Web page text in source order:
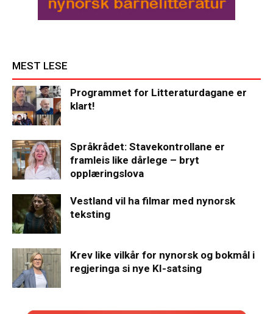
MEST LESE
Programmet for Litteraturdagane er
klart!
Språkrådet: Stavekontrollane er
framleis like dårlege – bryt
opplæringslova
Vestland vil ha filmar med nynorsk
teksting
Krev like vilkår for nynorsk og bokmål i
regjeringa si nye KI-satsing